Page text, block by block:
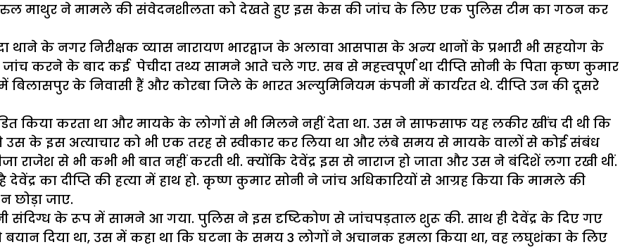
पारुल माथुर ने मामले की संवेदनशीलता को देखते हुए इस केस की जांच के लिए एक पुलिस टीम का गठन कर
थाने के नगर निरीक्षक व्यास नारायण भारद्वाज के अलावा आसपास के अन्य थानों के प्रभारी भी सहयोग के
करने के बाद कई पेचीदा तथ्य सामने आते चले गए. सब से महत्त्वपूर्ण था दीप्ति सोनी के पिता कृष्ण कुमार
बिलासपुर के निवासी हैं और कोरबा जिले के भारत अल्युमिनियम कंपनी में कार्यरत थे. दीप्ति उन की दूसरे
किया करता था और मायके के लोगों से भी मिलने नहीं देता था. उस ने साफसाफ यह लकीर खींच दी थी कि
उस के इस अत्याचार को भी एक तरह से स्वीकार कर लिया था और लंबे समय से मायके वालों से कोई संबंध
राजेश से भी कभी भी बात नहीं करती थी. क्योंकि देवेंद्र इस से नाराज हो जाता और उस ने बंदिशें लगा रखी थीं.
का दीप्ति की हत्या में हाथ हो. कृष्ण कुमार सोनी ने जांच अधिकारियों से आग्रह किया कि मामले की
छोड़ा जाए.
संदिग्ध के रूप में सामने आ गया. पुलिस ने इस दृष्टिकोण से जांचपड़ताल शुरू की. साथ ही देवेंद्र के दिए गए
बयान दिया था, उस में कहा था कि घटना के समय 3 लोगों ने अचानक हमला किया था, वह लघुशंका के लिए